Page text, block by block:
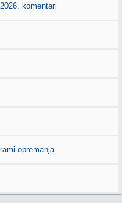
komentari
opremanja